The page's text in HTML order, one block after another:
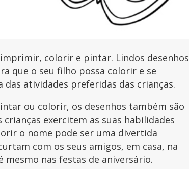
colorir e pintar. Lindos desenhos
que o seu filho possa colorir e se
atividades preferidas das crianças.
ou colorir, os desenhos também são
exercitem as suas habilidades
o nome pode ser uma divertida
com os seus amigos, em casa, na
mesmo nas festas de aniversário.